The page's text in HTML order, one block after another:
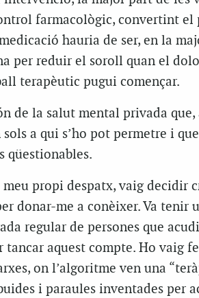
farmacològic, convertint el
hauria de ser, en la
per reduir el soroll quan el
terapèutic pugui començar.
de la salut mental privada que,
a qui s’ho pot permetre i
qüestionables.
propi despatx, vaig decidir
donar-me a conèixer. Va tenir
regular de persones que
tancar aquest compte. Ho vaig
on l’algoritme ven una
i paraules inventades per